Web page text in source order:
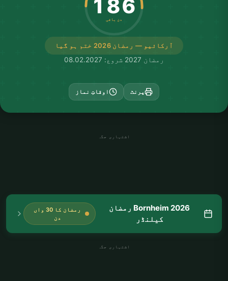
آرکائیو — رمضان 2026 ختم ہو گیا
186
دن باقی
رمضان 2027 شروع: 08.02.2027
پرنٹ اوقاتِ نماز
اشتہاری جگہ
Bornheim 2026 رمضان
کیلنڈر
رمضان کا 30 واں
دن
اشتہاری جگہ